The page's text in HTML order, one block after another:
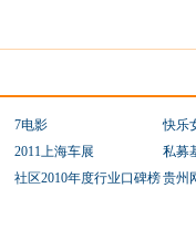
7电影
快乐
2011上海车展
私募
社区2010年度行业口碑榜贵州